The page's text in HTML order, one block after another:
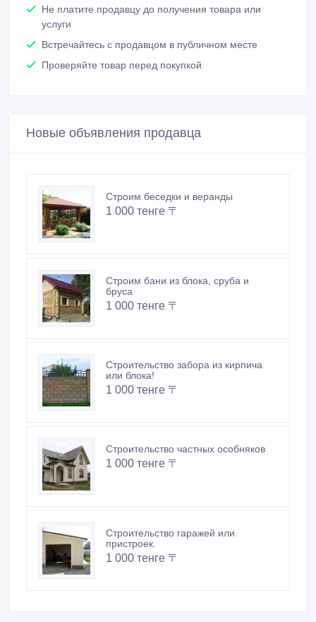
Не платите продавцу до получения товара или
услуги
Встречайтесь с продавцом в публичном месте
Проверяйте товар перед покупкой
Новые объявления продавца
Строим беседки и веранды
1 000 тенге 〒
Строим бани из блока, сруба и
бруса
1 000 тенге 〒
Строительство забора из кирпича
или блока!
1 000 тенге 〒
Строительство частных особняков
1 000 тенге 〒
Строительство гаражей или
пристроек.
1 000 тенге 〒